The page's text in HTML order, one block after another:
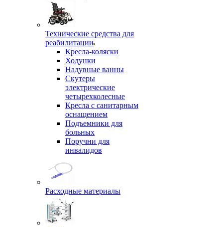
Технические средства для
реабилитации
Кресла-коляски
Ходунки
Надувные ванны
Скутеры
электрические
четырехколесные
Кресла с санитарным
оснащением
Подъемники для
больных
Поручни для
инвалидов
Расходные материалы